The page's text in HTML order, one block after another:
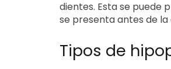
dientes. Esta se puede
se presenta antes de
Tipos de